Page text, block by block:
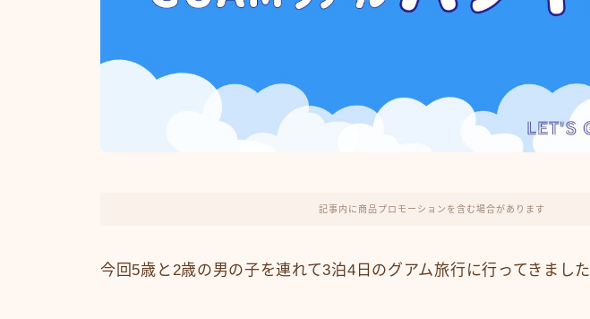
記事内に商品プロモーションを含む場合があります
今回5歳と2歳の男の子を連れて3泊4日のグアム旅行に行ってきました